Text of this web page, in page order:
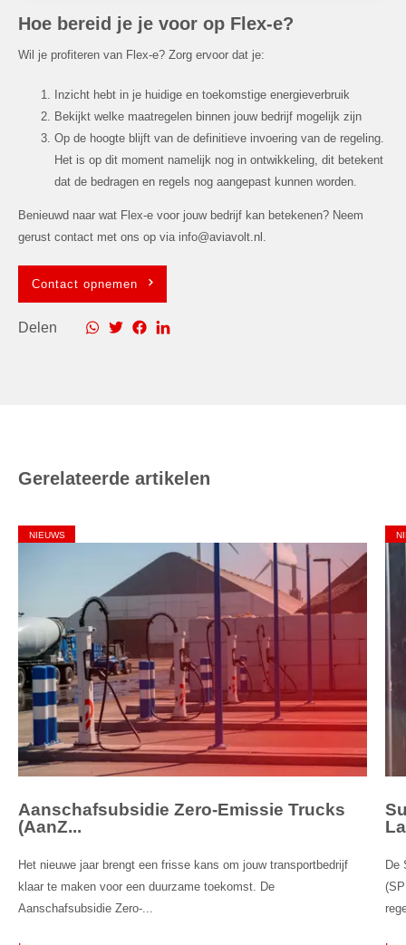
Hoe bereid je je voor op Flex-e?
Wil je profiteren van Flex-e? Zorg ervoor dat je:
Inzicht hebt in je huidige en toekomstige energieverbruik
Bekijkt welke maatregelen binnen jouw bedrijf mogelijk zijn
Op de hoogte blijft van de definitieve invoering van de regeling.
Het is op dit moment namelijk nog in ontwikkeling, dit betekent
dat de bedragen en regels nog aangepast kunnen worden.
Benieuwd naar wat Flex-e voor jouw bedrijf kan betekenen? Neem
gerust contact met ons op via info@aviavolt.nl.
Contact opnemen
Delen
Gerelateerde artikelen
NIEUWS
Aanschafsubsidie Zero-Emissie Trucks
(AanZ...
Het nieuwe jaar brengt een frisse kans om jouw transportbedrijf
klaar te maken voor een duurzame toekomst. De
Aanschafsubsidie Zero-...
De